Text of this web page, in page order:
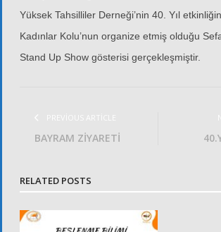
Yüksek Tahsilliler Derneği’nin 40. Yıl
Kadınlar Kolu’nun organize etmiş olduğu
Stand Up Show gösterisi gerçekleşmiştir.
PREVIOUS ARTICLE
BAYRAM ZİYARETİ
RELATED POSTS